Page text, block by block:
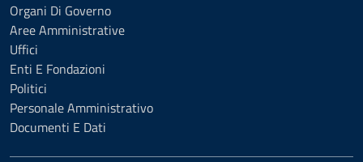
Organi Di Governo
Aree Amministrative
Uffici
Enti E Fondazioni
Politici
Personale Amministrativo
Documenti E Dati